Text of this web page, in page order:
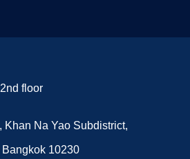
floor
Khan Na Yao Subdistrict,
10230